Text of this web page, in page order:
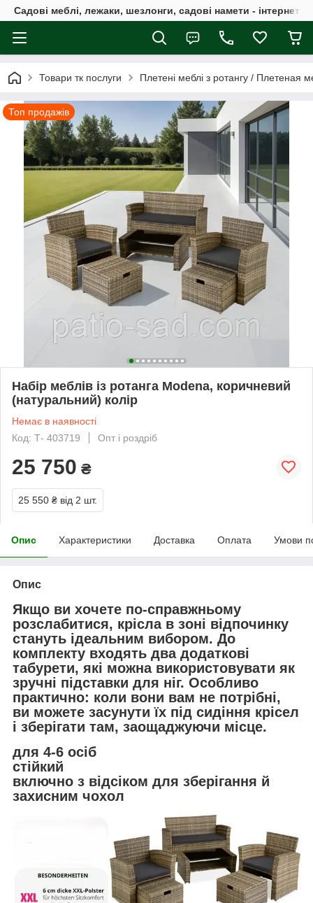
Садові меблі, лежаки, шезлонги, садові намети - інтернет-
Товари тк послуги Плетені меблі з ротангу / Плетеная
Топ продажів
Набір меблів із ротанга Modena, коричневий
(натуральний) колір
Немає в наявності
Код: Т- 403719
Опт і роздріб
25 750 ₴
25 550 ₴ від 2 шт.
Опис Характеристики Доставка Оплата Умови
Опис
Якщо ви хочете по-справжньому
розслабитися, крісла в зоні відпочинку
стануть ідеальним вибором. До
комплекту входять два додаткові
табурети, які можна використовувати як
зручні підставки для ніг. Особливо
практично: коли вони вам не потрібні,
ви можете засунути їх під сидіння крісел
і зберігати там, заощаджуючи місце.
для 4-6 осіб
стійкий
включно з відсіком для зберігання й
захисним чохол